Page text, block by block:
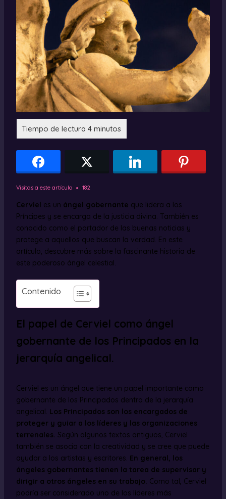
Visitas a este artículo 182
Cerviel es un ángel gobernante que lidera a los
Príncipes y se encarga de la justicia divina. También es
conocido como el portador de las buenas noticias y
protege a aquellos que buscan la verdad. En este
artículo, descubre más sobre la fascinante historia de
este poderoso ángel celestial.
Contenido
El papel de Cerviel como ángel
gobernante de los Principados en la
jerarquía angelical.
Cerviel es un ángel que tiene un papel importante como
gobernante de los Principados dentro de la jerarquía
angelical. Los Principados son los encargados de
proteger y guiar a los líderes y las organizaciones
terrenales. Según algunos textos antiguos, Cerviel
también se asocia con la creatividad y se cree que puede
ayudar a los artistas y escritores. En general, los
ángeles gobernantes tienen la tarea de supervisar y
dirigir a otros ángeles en su trabajo. Como tal, Cerviel
podría ser considerado uno de los líderes más